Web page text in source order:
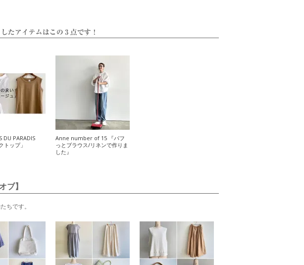
DU PARADIS
トップ」
Anne number of 15 『パフ
っとブラウス/リネンで作りま
した』
ブ】
ちです。